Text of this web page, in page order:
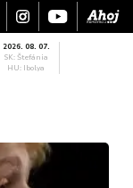
2026. 08. 07.
SK: Štefánia
HU: Ibolya